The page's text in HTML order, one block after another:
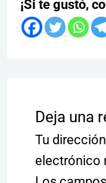
¡Si te gustó,
Deja una
Tu
electrónico